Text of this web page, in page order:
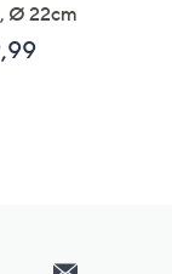
Ø 22cm